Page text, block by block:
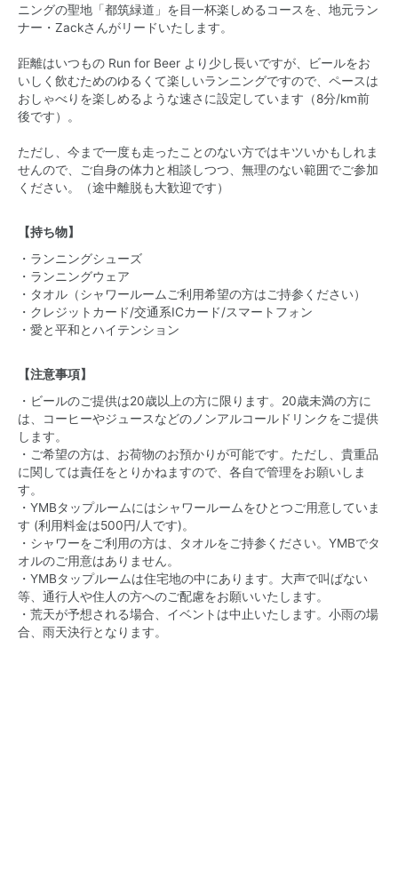
ニングの聖地「都筑緑道」を目一杯楽しめるコースを、地元ラン
ナー・Zackさんがリードいたします。
距離はいつもの Run for Beer より少し長いですが、ビールをお
いしく飲むためのゆるくて楽しいランニングですので、ペースは
おしゃべりを楽しめるような速さに設定しています（8分/km前
後です）。
ただし、今まで一度も走ったことのない方ではキツいかもしれま
せんので、ご自身の体力と相談しつつ、無理のない範囲でご参加
ください。（途中離脱も大歓迎です）
【持ち物】
・ランニングシューズ
・ランニングウェア
・タオル（シャワールームご利用希望の方はご持参ください）
・クレジットカード/交通系ICカード/スマートフォン
・愛と平和とハイテンション
【注意事項】
・ビールのご提供は20歳以上の方に限ります。20歳未満の方に
は、コーヒーやジュースなどのノンアルコールドリンクをご提供
します。
・ご希望の方は、お荷物のお預かりが可能です。ただし、貴重品
に関しては責任をとりかねますので、各自で管理をお願いしま
す。
・YMBタップルームにはシャワールームをひとつご用意していま
す (利用料金は500円/人です)。
・シャワーをご利用の方は、タオルをご持参ください。YMBでタ
オルのご用意はありません。
・YMBタップルームは住宅地の中にあります。大声で叫ばない
等、通行人や住人の方へのご配慮をお願いいたします。
・荒天が予想される場合、イベントは中止いたします。小雨の場
合、雨天決行となります。